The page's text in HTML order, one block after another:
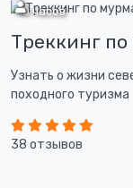
10 часов
Треккинг
Узнать о жизни
походного туризма
38 отзывов